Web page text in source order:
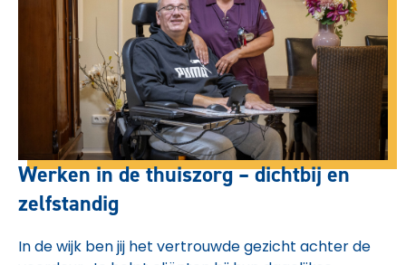
Werken in de thuiszorg – dichtbij en
zelfstandig
In de wijk ben jij het vertrouwde gezicht achter de